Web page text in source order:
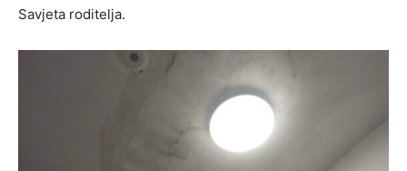
Savjeta roditelja.